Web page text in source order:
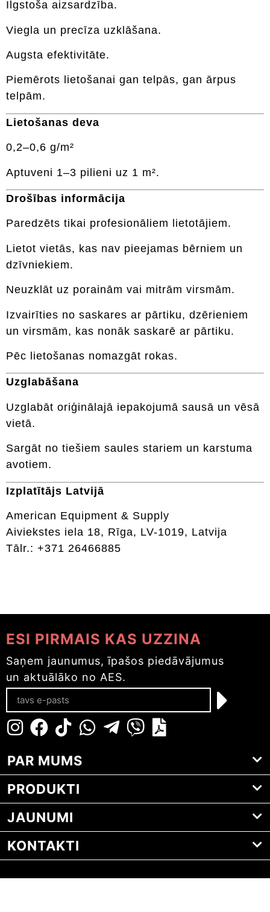
Ilgstoša aizsardzība.
Viegla un precīza uzklāšana.
Augsta efektivitāte.
Piemērots lietošanai gan telpās, gan ārpus
telpām.
Lietošanas deva
0,2–0,6 g/m²
Aptuveni 1–3 pilieni uz 1 m².
Drošības informācija
Paredzēts tikai profesionāliem lietotājiem.
Lietot vietās, kas nav pieejamas bērniem un
dzīvniekiem.
Neuzklāt uz porainām vai mitrām virsmām.
Izvairīties no saskares ar pārtiku, dzērieniem
un virsmām, kas nonāk saskarē ar pārtiku.
Pēc lietošanas nomazgāt rokas.
Uzglabāšana
Uzglabāt oriģinālajā iepakojumā sausā un vēsā
vietā.
Sargāt no tiešiem saules stariem un karstuma
avotiem.
Izplatītājs Latvijā
American Equipment & Supply
Aiviekstes iela 18, Rīga, LV-1019, Latvija
Tālr.: +371 26466885
PAR MUMS
PRODUKTI
JAUNUMI
KONTAKTI
ESI PIRMAIS KAS UZZINA
Saņem jaunumus, īpašos piedāvājumus
un aktuālāko no AES.